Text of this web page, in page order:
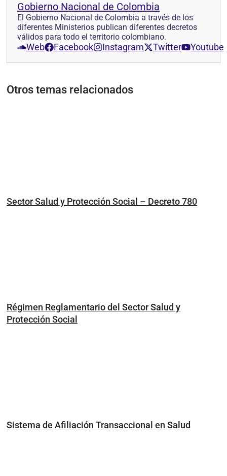
Gobierno Nacional de Colombia
El Gobierno Nacional de Colombia a través de los
diferentes Ministerios publican diferentes decretos
válidos para todo el territorio colombiano.
Web Facebook Instagram Twitter Youtube
Otros temas relacionados
Sector Salud y Protección Social – Decreto 780
Régimen Reglamentario del Sector Salud y
Protección Social
Sistema de Afiliación Transaccional en Salud